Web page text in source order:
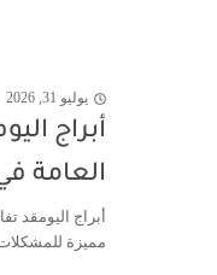
يوليو 31, 2026
العامة
أبراج اليومقد
مميزة